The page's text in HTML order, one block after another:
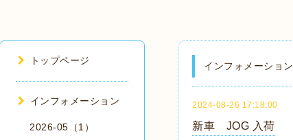
インフォメーション
2024-08-26 17:18:00
新車 JOG 入荷
トップページ
インフォメーション
2026-05（1）